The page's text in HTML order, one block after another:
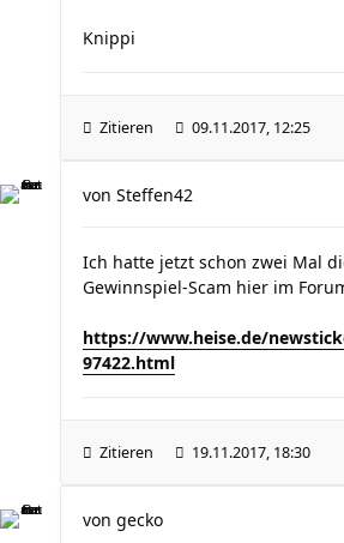
Knippi
Zitieren 09.11.2017, 12:25
von Steffen42
Ich hatte jetzt schon zwei Mal
Gewinnspiel-Scam hier im
https://www.heise.de/
97422.html
Zitieren 19.11.2017, 18:30
von gecko